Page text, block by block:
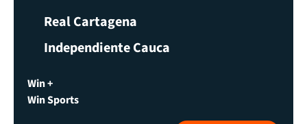
Real Cartagena
Independiente Cauca
Win +
Win Sports